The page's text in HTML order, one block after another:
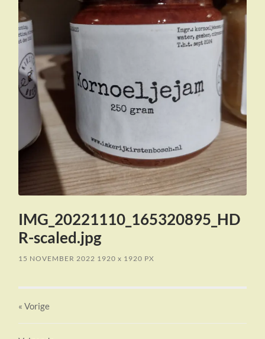
IMG_20221110_165320895_HD
R-scaled.jpg
15 NOVEMBER 2022 1920x 1920 PX
« Vorige